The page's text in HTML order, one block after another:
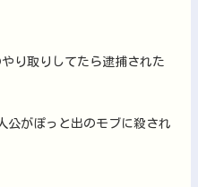
り取りしてたら逮捕された
公がぽっと出のモブに殺され